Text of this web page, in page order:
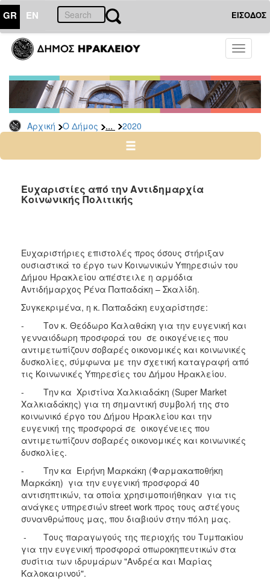
GR EN ΕΙΣΟΔΟΣ
Toggle
Αρχική Ο Δήμος ... 2020
ΔΗΜΟΣ
Δελτία
Τύπου
Αρχείο
2026
2024
2022
2019
2018
2017
2016
2015
2013
2012
2011
2010
2006
ΤΟΠΟΣ
ΠΟΛΙΤΙΣΜΟΣ
ΑΝΘΕΚΤΙΚΗ
ΠΟΛΗ
Ευχαριστίες από την Αντιδημαρχία
Κοινωνικής Πολιτικής
Ευχαριστήριες επιστολές προς όσους στήριξαν
ουσιαστικά το έργο των Κοινωνικών Υπηρεσιών του
Δήμου Ηρακλείου απέστειλε η αρμόδια
Αντιδήμαρχος Ρένα Παπαδάκη – Σκαλίδη.
Συγκεκριμένα, η κ. Παπαδάκη ευχαρίστησε:
- Τον κ. Θεόδωρο Καλαθάκη για την ευγενική και
γενναιόδωρη προσφορά του σε οικογένειες που
αντιμετωπίζουν σοβαρές οικονομικές και κοινωνικές
δυσκολίες, σύμφωνα με την σχετική καταγραφή από
τις Κοινωνικές Υπηρεσίες του Δήμου Ηρακλείου.
- Την κα Χριστίνα Χαλκιαδάκη (Super Market
Χαλκιαδάκης) για τη σημαντική συμβολή της στο
κοινωνικό έργο του Δήμου Ηρακλείου και την
ευγενική της προσφορά σε οικογένειες που
αντιμετωπίζουν σοβαρές οικονομικές και κοινωνικές
δυσκολίες.
- Την κα Ειρήνη Μαρκάκη (Φαρμακαποθήκη
Μαρκάκη) για την ευγενική προσφορά 40
αντισηπτικών, τα οποία χρησιμοποιήθηκαν για τις
ανάγκες υπηρεσιών street work προς τους αστέγους
συνανθρώπους μας, που διαβιούν στην πόλη μας.
- Tους παραγωγούς της περιοχής του Τυμπακίου
για την ευγενική προσφορά οπωροκηπευτικών στα
συσίτια των ιδρυμάρων "Ανδρέα και Μαρίας
Καλοκαιρινού".